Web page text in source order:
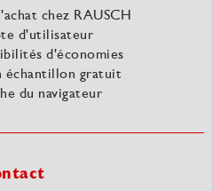
chez RAUSCH
d'utilisateur
d'économies
échantillon gratuit
du navigateur